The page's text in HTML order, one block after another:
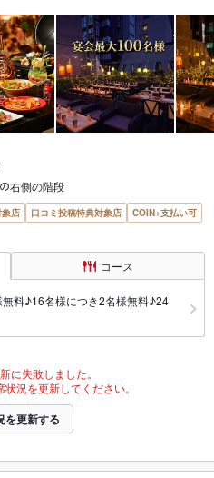
右側の階段
象店 口コミ投稿特典対象店
COIN+支払い可
コース
無料♪16名様につき2名様無料♪24
に失敗しました。
況を更新してください。
を更新する